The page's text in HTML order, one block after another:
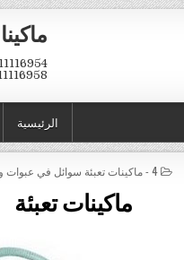
الرئيسية
POSTED IN
4 - ماكينات تعبئة سوائل في عبوات و اكياس
ماكينات تعبئة